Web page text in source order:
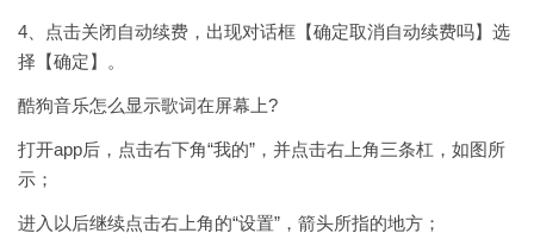
4、点击关闭自动续费，出现对话框【确定取消自动续费吗】选
择【确定】。
酷狗音乐怎么显示歌词在屏幕上?
打开app后，点击右下角“我的”，并点击右上角三条杠，如图所
示；
进入以后继续点击右上角的“设置”，箭头所指的地方；